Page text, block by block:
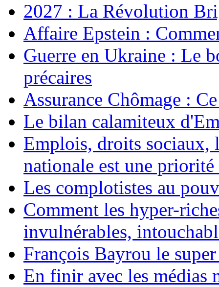
2027 : La Révolution
Affaire Epstein :
Guerre en Ukraine : Le
précaires
Assurance Chômage :
Le bilan calamiteux
Emplois, droits sociaux,
nationale est une
Les complotistes au
Comment les hyper-
invulnérables,
François Bayrou le
En finir avec les médias